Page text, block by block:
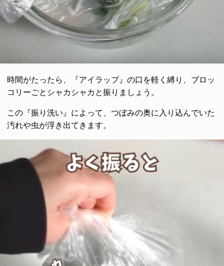
時間がたったら、『アイラップ』の口を軽く縛り、ブロッ
コリーごとシャカシャカと振りましょう。
この『振り洗い』によって、つぼみの奥に入り込んでいた
汚れや虫が浮き出てきます。